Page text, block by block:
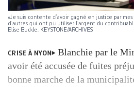
«Je suis contente d’avoir gagné en justice par mes
d’autres qui ont pu utiliser l’argent du
Elise Buckle. KEYSTONE/ARCHIVES
CRISE À NYON
Blanchie par le
avoir été accusée de fuites
bonne marche de la